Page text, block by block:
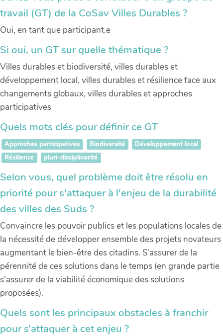
travail (GT) de la CoSav Villes Durables ?
Oui, en tant que participant.e
Si oui, un GT sur quelle thématique ?
Villes durables et biodiversité, villes durables et
développement local, villes durables et résilience face aux
changements globaux, villes durables et approches
participatives
Quels mots clés pour définir ce GT
Approches participatives Biodiversité
Développement local
Résilience
pluri-disciplinarité
Selon vous, quel problème doit être résolu en
priorité pour s'attaquer à l'enjeu de la durabilité
des villes des Suds ?
Convaincre les pouvoir publics et les populations locales de
la nécessité de développer ensemble des projets novateurs
augmentant le bien-être des citadins. S'assurer de la
pérennité de ces solutions dans le temps (en grande partie
s'assurer de la viabilité économique des solutions
proposées).
Quels sont les principaux obstacles à franchir
pour s’attaquer à cet enjeu ?